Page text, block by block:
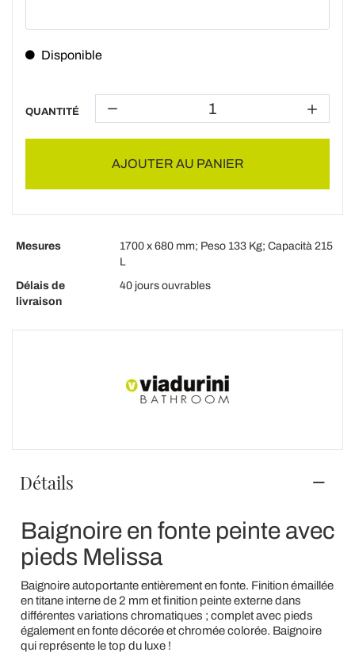
Disponible
QUANTITÉ
AJOUTER AU PANIER
Mesures
1700 x 680 mm; Peso 133 Kg; Capacità 215
L
Délais de
livraison
40 jours ouvrables
Détails
Baignoire en fonte peinte avec
pieds Melissa
Baignoire autoportante entièrement en fonte. Finition émaillée
en titane interne de 2 mm et finition peinte externe dans
différentes variations chromatiques ; complet avec pieds
également en fonte décorée et chromée colorée. Baignoire
qui représente le top du luxe !